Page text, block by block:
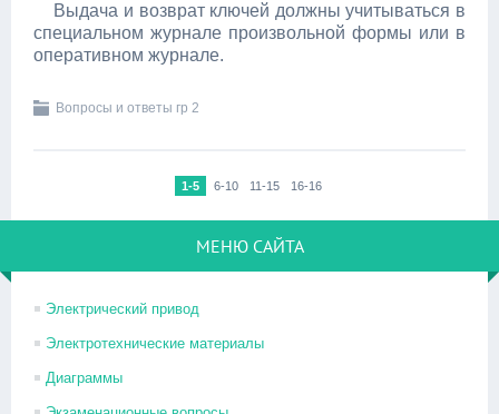
Выдача и возврат ключей должны учитываться в
специальном журнале произвольной формы или в
оперативном журнале.
Вопросы и ответы гр 2
1-5 6-10 11-15 16-16
МЕНЮ САЙТА
Электрический привод
Электротехнические материалы
Диаграммы